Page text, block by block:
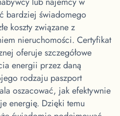
bardziej świadomego
koszty związane z
nieruchomości. Certyfikat
oferuje szczegółowe
energii przez daną
rodzaju paszport
oszacować, jak efektywnie
energię. Dzięki temu